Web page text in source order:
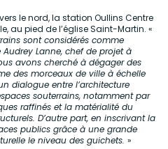
le nord, la station Oullins Centre
au pied de l’église Saint-Martin. «
sont considérés comme
Lanne, chef de projet à
avons cherché à dégager des
des morceaux de ville à échelle
dialogue entre l’architecture
souterrains, notamment par
raffinés et la matérialité du
D’autre part, en inscrivant la
publics grâce à une grande
le niveau des guichets. »